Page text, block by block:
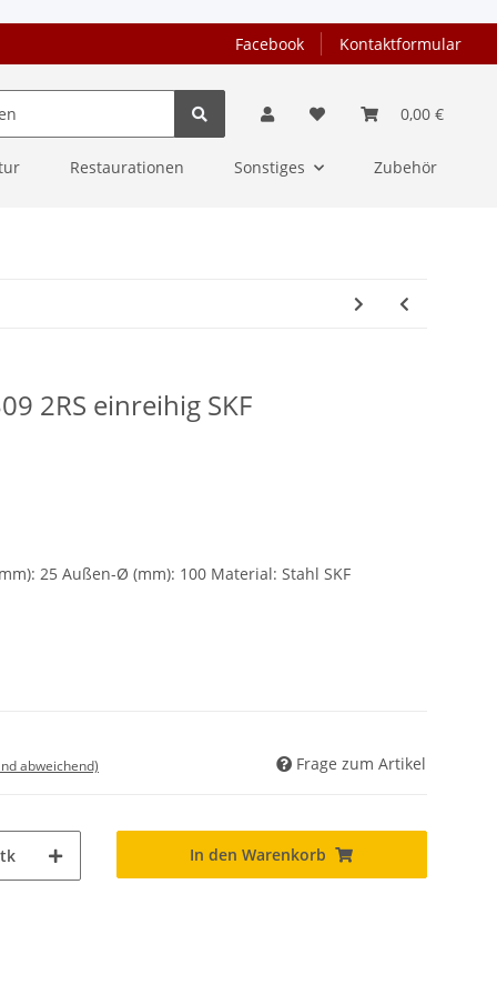
Facebook Kontaktformular
0,00 €
Restaurationen Sonstiges Zubehör
2RS einreihig SKF
25 Außen-Ø (mm): 100 Material: Stahl SKF
abweichend) Frage zum Artikel
In den Warenkorb